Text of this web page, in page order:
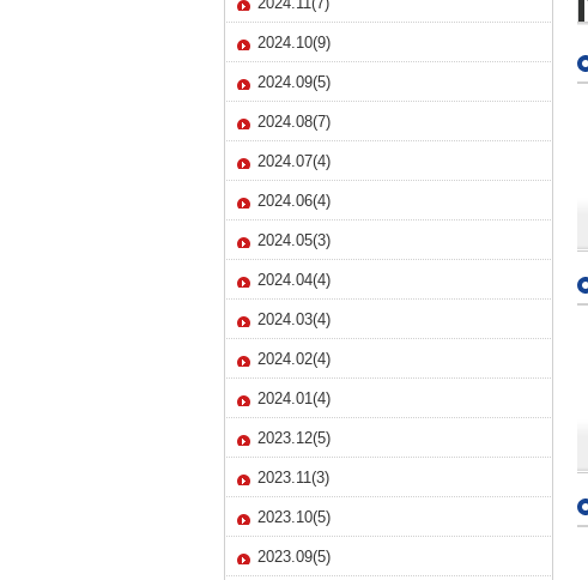
2024.10(9)
2024.09(5)
2024.08(7)
2024.07(4)
2024.06(4)
2024.05(3)
2024.04(4)
2024.03(4)
2024.02(4)
2024.01(4)
2023.12(5)
2023.11(3)
2023.10(5)
2023.09(5)